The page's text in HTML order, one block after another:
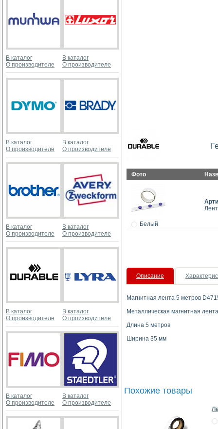
В каталог
О производителе
В каталог
О производителе
В каталог
О производителе
В каталог
О производителе
В каталог
О производителе
В каталог
О производителе
В каталог
О производителе
В каталог
О производителе
В каталог
О производителе
В каталог
О производителе
Фото
Белый
Описание
Магнитная лента 5 метров
Металлическая магнитная
Длина 5 метров
Ширина 35 мм
Похожие товары